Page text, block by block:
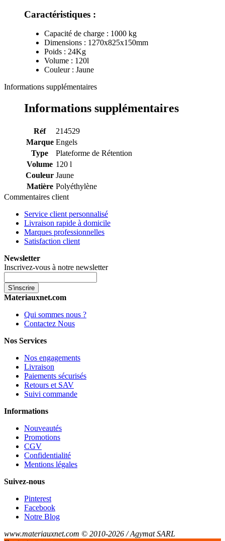
Caractéristiques :
Capacité de charge : 1000 kg
Dimensions : 1270x825x150mm
Poids : 24Kg
Volume : 120l
Couleur : Jaune
Informations supplémentaires
Informations supplémentaires
Réf
214529
Marque Engels
Type
Plateforme de Rétention
Volume 120 l
Couleur Jaune
Matière Polyéthylène
Commentaires client
Service client personnalisé
Livraison rapide à domicile
Marques professionnelles
Satisfaction client
Newsletter
Inscrivez-vous à notre newsletter
S'inscrire
Materiauxnet.com
Qui sommes nous ?
Contactez Nous
Nos Services
Nos engagements
Livraison
Paiements sécurisés
Retours et SAV
Suivi commande
Informations
Nouveautés
Promotions
CGV
Confidentialité
Mentions légales
Suivez-nous
Pinterest
Facebook
Notre Blog
www.materiauxnet.com © 2010-2026 / Agymat SARL